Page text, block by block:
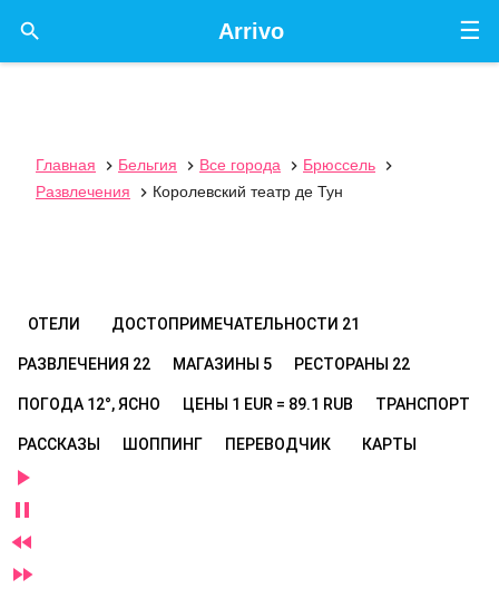
☰
Arrivo

Главная  Бельгия  Все города  Брюссель

Развлечения
 Королевский театр де Тун
ОТЕЛИ ДОСТОПРИМЕЧАТЕЛЬНОСТИ 21
РАЗВЛЕЧЕНИЯ 22 МАГАЗИНЫ 5 РЕСТОРАНЫ 22
ПОГОДА 12°, ЯСНО ЦЕНЫ 1 EUR = 89.1 RUB ТРАНСПОРТ
РАССКАЗЫ ШОППИНГ ПЕРЕВОДЧИК КАРТЫ



